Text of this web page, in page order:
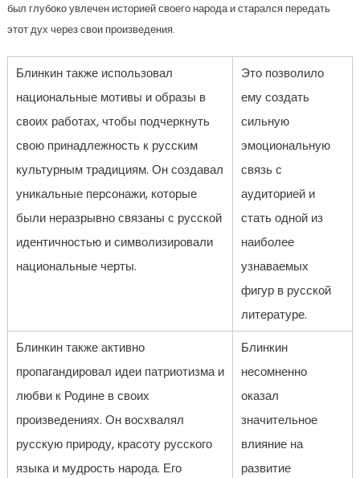
был глубоко увлечен историей своего народа и старался передать
этот дух через свои произведения.
Блинкин также использовал
национальные мотивы и образы в
своих работах, чтобы подчеркнуть
свою принадлежность к русским
культурным традициям. Он создавал
уникальные персонажи, которые
были неразрывно связаны с русской
идентичностью и символизировали
национальные черты.
Это позволило
ему создать
сильную
эмоциональную
связь с
аудиторией и
стать одной из
наиболее
узнаваемых
фигур в русской
литературе.
Блинкин также активно
пропагандировал идеи патриотизма и
любви к Родине в своих
произведениях. Он восхвалял
русскую природу, красоту русского
языка и мудрость народа. Его
Блинкин
несомненно
оказал
значительное
влияние на
развитие